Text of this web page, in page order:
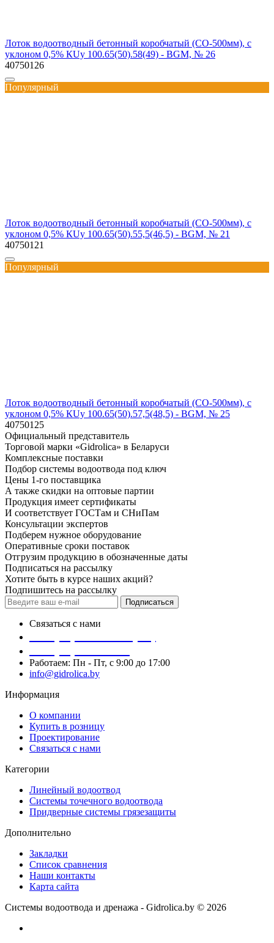
Лоток водоотводный бетонный коробчатый (СО-500мм), с
уклоном 0,5% КUу 100.65(50).58(49) - BGМ, № 26
40750126
Популярный
Лоток водоотводный бетонный коробчатый (СО-500мм), с
уклоном 0,5% КUу 100.65(50).55,5(46,5) - BGМ, № 21
40750121
Популярный
Лоток водоотводный бетонный коробчатый (СО-500мм), с
уклоном 0,5% КUу 100.65(50).57,5(48,5) - BGМ, № 25
40750125
Официальный представитель
Торговой марки «Gidrolica» в Беларуси
Комплексные поставки
Подбор системы водоотвода под ключ
Цены 1-го поставщика
А также скидки на оптовые партии
Продукция имеет сертификаты
И соответствует ГОСТам и СНиПам
Консультации экспертов
Подберем нужное оборудование
Оперативные сроки поставок
Отгрузим продукцию в обозначенные даты
Подписаться на рассылку
Хотите быть в курсе наших акций?
Подпишитесь на рассылку
Подписаться
Связаться с нами
Работаем: Пн - Пт, с 9:00 до 17:00
info@gidrolica.by
Информация
О компании
Купить в розницу
Проектирование
Связаться с нами
Категории
Линейный водоотвод
Системы точечного водоотвода
Придверные системы грязезащиты
Дополнительно
Закладки
Список сравнения
Наши контакты
Карта сайта
Системы водоотвода и дренажа - Gidrolica.by © 2026